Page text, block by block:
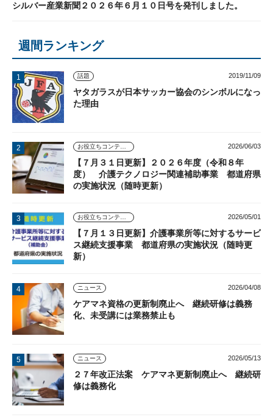
シルバー産業新聞２０２６年６月１０日号を発刊しました。
週間ランキング
話題 2019/11/09
ヤタガラスが日本サッカー協会のシンボルになっ
た理由
お役立ちコンテンツ 2026/06/03
【７月３１日更新】２０２６年度（令和８年
度） 介護テクノロジー関連補助事業 都道府県
の実施状況（随時更新）
お役立ちコンテンツ 2026/05/01
【７月１３日更新】介護事業所等に対するサービ
ス継続支援事業 都道府県の実施状況（随時更
新）
ニュース 2026/04/08
ケアマネ資格の更新制廃止へ 継続研修は義務
化、未受講には業務禁止も
ニュース 2026/05/13
２７年改正法案 ケアマネ更新制廃止へ 継続研
修は義務化